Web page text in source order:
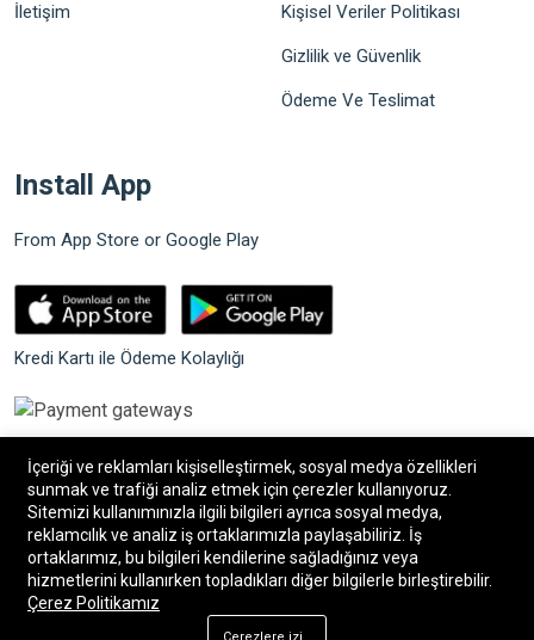
İletişim Kişisel Veriler Politikası
Gizlilik ve Güvenlik
Ödeme Ve Teslimat
Install App
From App Store or Google Play
Kredi Kartı ile Ödeme Kolaylığı
©2026 Bilgin Güvenlik Sistemleri. Tüm hakları saklıdır.
Bilişim34®|
hazırlanmıştır.
İçeriği ve reklamları kişiselleştirmek, sosyal medya özellikleri
sunmak ve trafiği analiz etmek için çerezler kullanıyoruz.
Sitemizi kullanımınızla ilgili bilgileri ayrıca sosyal medya,
reklamcılık ve analiz iş ortaklarımızla paylaşabiliriz. İş
ortaklarımız, bu bilgileri kendilerine sağladığınız veya
hizmetlerini kullanırken topladıkları diğer bilgilerle birleştirebilir.
Çerez Politikamız